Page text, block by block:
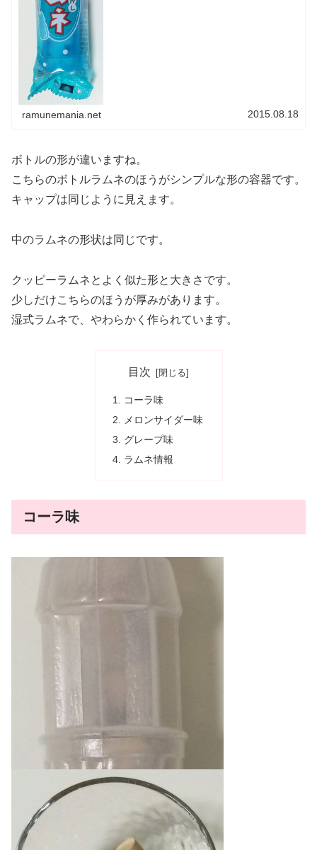
ramunemania.net 2015.08.18
ボトルの形が違いますね。
こちらのボトルラムネのほうがシンプルな形の容器です。
キャップは同じように見えます。
中のラムネの形状は同じです。
クッピーラムネとよく似た形と大きさです。
少しだけこちらのほうが厚みがあります。
湿式ラムネで、やわらかく作られています。
目次
コーラ味
メロンサイダー味
グレープ味
ラムネ情報
コーラ味